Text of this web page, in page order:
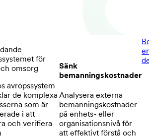
för
omsorg
avropssystem
de komplexa
som är
i att
och verifiera
Sänk
bemanningskostnader
Analysera externa
bemanningskostnader
på enhets- eller
organisationsnivå för
att effektivt förstå och